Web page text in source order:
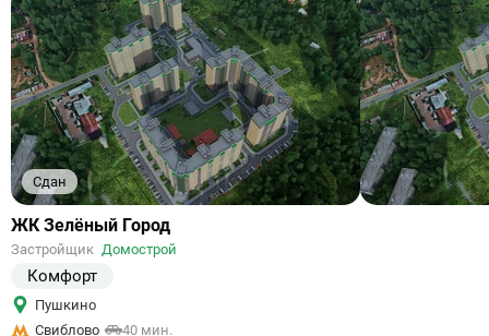
Сдан
Ссылка
объект
ЖК Зелёный Город
Застройщик Домострой
Комфорт
Пушкино
Свиблово
40 мин.